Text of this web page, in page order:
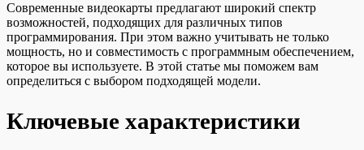
Современные видеокарты предлагают широкий спектр
возможностей, подходящих для различных типов
программирования. При этом важно учитывать не только
мощность, но и совместимость с программным обеспечением,
которое вы используете. В этой статье мы поможем вам
определиться с выбором подходящей модели.
Ключевые характеристики